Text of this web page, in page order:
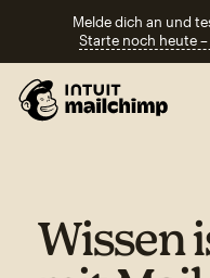
Melde dich an und
Starte noch heute
Wissen